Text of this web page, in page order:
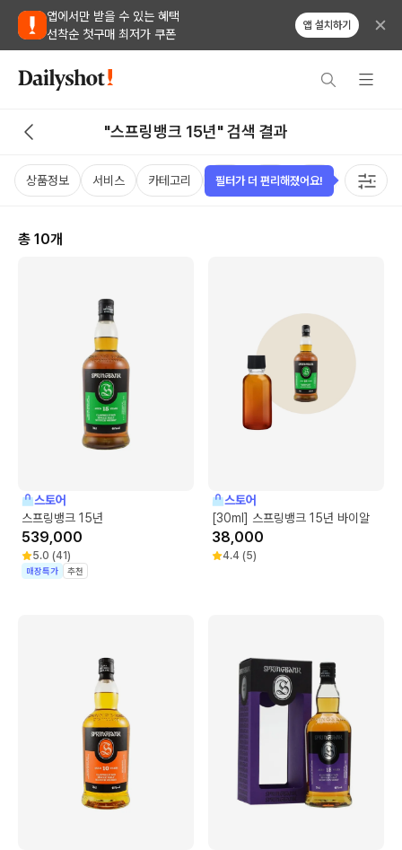
앱에서만 받을 수 있는 혜택
선착순 첫구매 최저가 쿠폰
앱 설치하기
"스프링뱅크 15년" 검색 결과
상품정보 서비스 카테고리 가격 국가 용량 태그
총 10개
스토어
스프링뱅크 15년
539,000
5.0 (41)
매장특가 추천
스토어
[30ml] 스프링뱅크 15년 바이알
38,000
4.4 (5)
필터가 더 편리해졌어요!